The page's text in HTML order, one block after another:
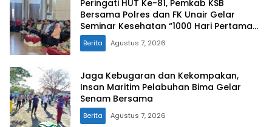
Peringati HUT Ke-81, Pemkab KSB
Bersama Polres dan FK Unair Gelar
Seminar Kesehatan “1000 Hari Pertama
Kehidupan”
Berita Agustus 7, 2026
Jaga Kebugaran dan Kekompakan,
Insan Maritim Pelabuhan Bima Gelar
Senam Bersama
Berita Agustus 7, 2026